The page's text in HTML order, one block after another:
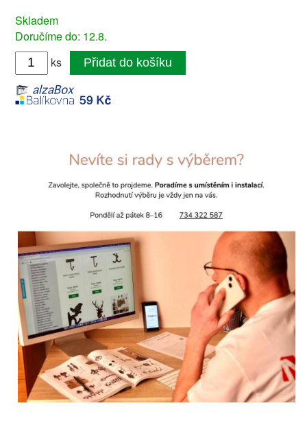
Skladem
Doručíme do: 12.8.
ks
Přidat do košíku